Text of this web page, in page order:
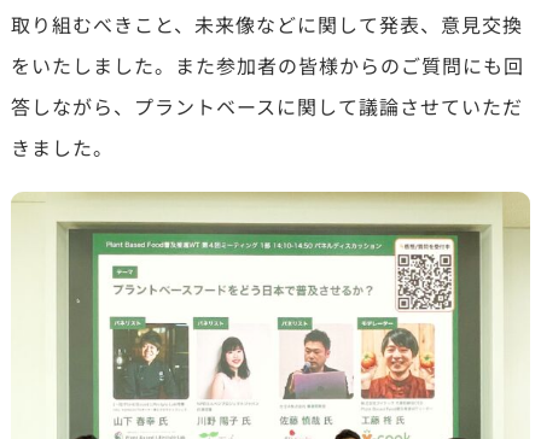
取り組むべきこと、未来像などに関して発表、意見交換
をいたしました。また参加者の皆様からのご質問にも回
答しながら、プラントベースに関して議論させていただ
きました。